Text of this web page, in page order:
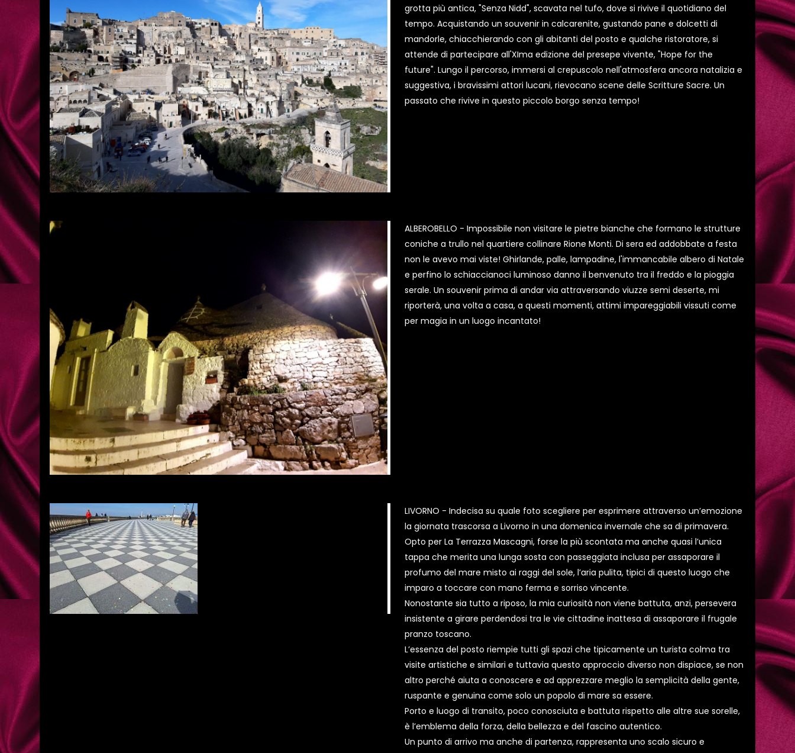
grotta più antica, "Senza Nidd", scavata nel tufo, dove si rivive il quotidiano del
tempo. Acquistando un souvenir in calcarenite, gustando pane e dolcetti di
mandorle, chiacchierando con gli abitanti del posto e qualche ristoratore, si
attende di partecipare all'XIma edizione del presepe vivente, "Hope for the
future". Lungo il percorso, immersi al crepuscolo nell'atmosfera ancora natalizia e
suggestiva, i bravissimi attori lucani, rievocano scene delle Scritture Sacre. Un
passato che rivive in questo piccolo borgo senza tempo!
ALBEROBELLO - Impossibile non visitare le pietre bianche che formano le strutture
coniche a trullo nel quartiere collinare Rione Monti. Di sera ed addobbate a festa
non le avevo mai viste! Ghirlande, palle, lampadine, l'immancabile albero di Natale
e perfino lo schiaccianoci luminoso danno il benvenuto tra il freddo e la pioggia
serale. Un souvenir prima di andar via attraversando viuzze semi deserte, mi
riporterà, una volta a casa, a questi momenti, attimi impareggiabili vissuti come
per magia in un luogo incantato!
LIVORNO - Indecisa su quale foto scegliere per esprimere attraverso un’emozione
la giornata trascorsa a Livorno in una domenica invernale che sa di primavera.
Opto per La Terrazza Mascagni, forse la più scontata ma anche quasi l’unica
tappa che merita una lunga sosta con passeggiata inclusa per assaporare il
profumo del mare misto ai raggi del sole, l’aria pulita, tipici di questo luogo che
imparo a toccare con mano ferma e sorriso vincente.
Nonostante sia tutto a riposo, la mia curiosità non viene battuta, anzi, persevera
insistente a girare perdendosi tra le vie cittadine inattesa di assaporare il frugale
pranzo toscano.
L’essenza del posto riempie tutti gli spazi che tipicamente un turista colma tra
visite artistiche e similari e tuttavia questo approccio diverso non dispiace, se non
altro perché aiuta a conoscere e ad apprezzare meglio la semplicità della gente,
ruspante e genuina come solo un popolo di mare sa essere.
Porto e luogo di transito, poco conosciuta e battuta rispetto alle altre sue sorelle,
è l’emblema della forza, della bellezza e del fascino autentico.
Un punto di arrivo ma anche di partenza, rappresenta uno scalo sicuro e